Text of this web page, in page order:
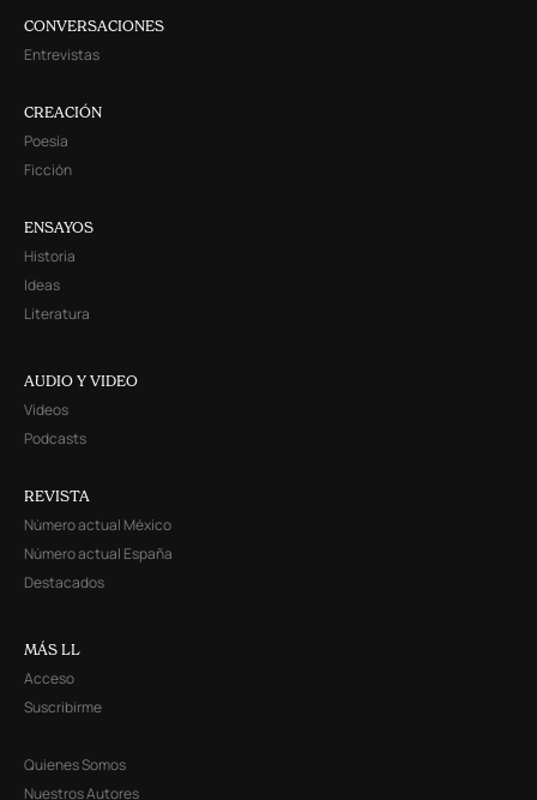
CONVERSACIONES
Entrevistas
CREACIÓN
Poesía
Ficción
ENSAYOS
Historia
Ideas
Literatura
AUDIO Y VIDEO
Videos
Podcasts
REVISTA
Número actual México
Número actual España
Destacados
MÁS LL
Acceso
Suscribirme
Quienes Somos
Nuestros Autores